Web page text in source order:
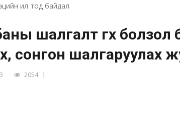
ил тод байдал
шалгалт өгөх
сонгон шалгаруулах
2054